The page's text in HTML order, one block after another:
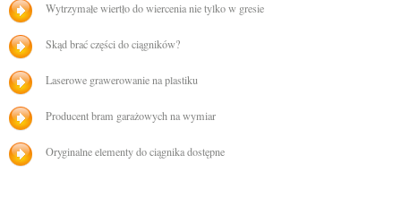
Wytrzymałe wiertło do wiercenia nie tylko w gresie
Skąd brać części do ciągników?
Laserowe grawerowanie na plastiku
Producent bram garażowych na wymiar
Oryginalne elementy do ciągnika dostępne